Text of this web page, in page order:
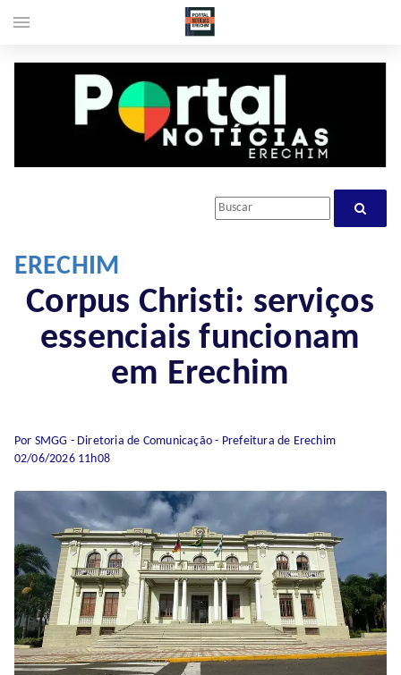
ERECHIM
Corpus Christi: serviços
essenciais funcionam
em Erechim
Por SMGG - Diretoria de Comunicação - Prefeitura de Erechim
02/06/2026 11h08
menu